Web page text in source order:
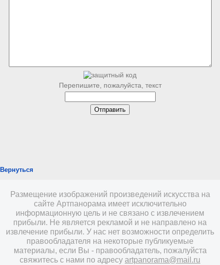
Перепишите, пожалуйста, текст
Вернуться
Размещение изображений произведений искусства на
сайте Артпанорама имеет исключительно
информационную цель и не связано с извлечением
прибыли. Не является рекламой и не направлено на
извлечение прибыли. У нас нет возможности определить
правообладателя на некоторые публикуемые
материалы, если Вы - правообладатель, пожалуйста
свяжитесь с нами по адресу artpanorama@mail.ru